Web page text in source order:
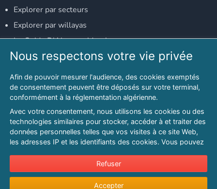
Explorer par secteurs
Explorer par willayas
Le Guide D'Alger, guide-alger.com
NOS RÉSEAUX SOCIAUX
Notre page Facebook
Notre page LinkedIn
Notre page Instagram
Notre page Twitter
© 2026 PAGESMAGHREB.COM. ALL RIGHTS RESERVED
Conditions générales d'utilisation
Nous respectons votre vie privée
Afin de pouvoir mesurer l'audience, des cookies exemptés
de consentement peuvent être déposés sur votre terminal,
conformément à la réglementation algérienne.
Avec votre consentement, nous utilisons les cookies ou des
technologies similaires pour stocker, accéder à et traiter des
données personnelles telles que vos visites à ce site Web,
les adresses IP et les identifiants des cookies. Vous pouvez
sur l'intérêt légitime à tout moment en cliquant sur « Refuser
».
Pour en savoir plus sur notre politique en matière de cookies
Refuser
Accepter